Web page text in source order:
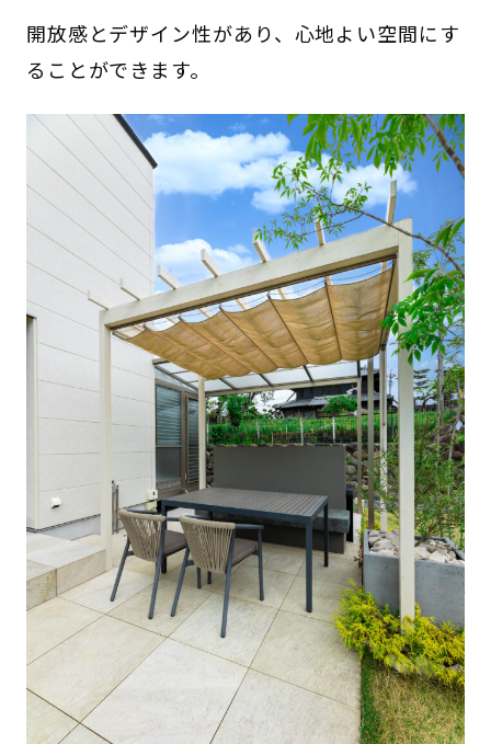
開放感とデザイン性があり、心地よい空間にす
ることができます。